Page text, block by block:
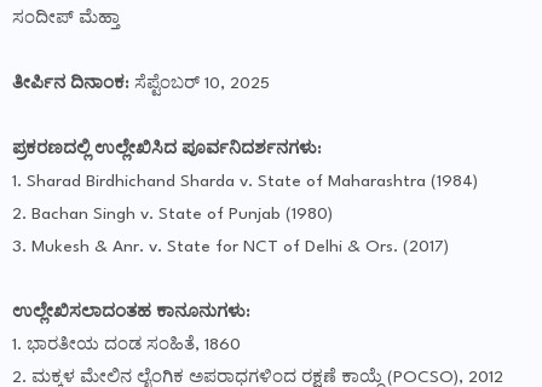
ಸಂದೀಪ್ ಮೆಹ್ತಾ
ತೀರ್ಪಿನ ದಿನಾಂಕ: ಸೆಪ್ಟೆಂಬರ್ 10, 2025
ಪ್ರಕರಣದಲ್ಲಿ ಉಲ್ಲೇಖಿಸಿದ ಪೂರ್ವನಿದರ್ಶನಗಳು:
1. Sharad Birdhichand Sharda v. State of Maharashtra (1984)
2. Bachan Singh v. State of Punjab (1980)
3. Mukesh & Anr. v. State for NCT of Delhi & Ors. (2017)
ಉಲ್ಲೇಖಿಸಲಾದಂತಹ ಕಾನೂನುಗಳು:
1. ಭಾರತೀಯ ದಂಡ ಸಂಹಿತೆ, 1860
2. ಮಕ್ಕಳ ಮೇಲಿನ ಲೈಂಗಿಕ ಅಪರಾಧಗಳಿಂದ ರಕ್ಷಣೆ ಕಾಯ್ದೆ (POCSO), 2012